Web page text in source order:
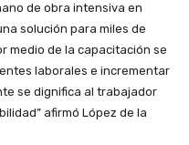
de obra intensiva en
solución para miles de
medio de la capacitación se
laborales e incrementar
se dignifica al trabajador
afirmó López de la